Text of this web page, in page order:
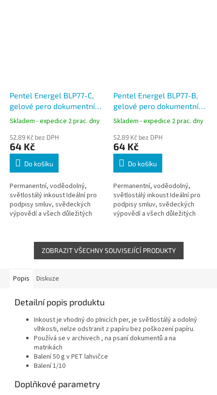
Pentel Energel BLP77-C,
gelové pero dokumentní
modré, hrot 0,7mm
Skladem - expedice 2 prac. dny
52,89 Kč bez DPH
64 Kč
Do košíku
Permanentní, voděodolný,
světlostálý inkoust Ideální pro
podpisy smluv, svědeckých
výpovědí a všech důležitých
archivní a...
Pentel Energel BLP77-B,
gelové pero dokumentní
červené, hrot 0,7mm
Skladem - expedice 2 prac. dny
52,89 Kč bez DPH
64 Kč
Do košíku
Permanentní, voděodolný,
světlostálý inkoust Ideální pro
podpisy smluv, svědeckých
výpovědí a všech důležitých
archivní a...
ZOBRAZIT VŠECHNY SOUVISEJÍCÍ PRODUKTY
Popis Diskuze
Detailní popis produktu
Inkoust je vhodný do plnicích per, je světlostálý a odolný
vlhkosti, nelze odstranit z papíru bez poškození papíru.
Používá se v archivech , na psaní dokumentů a na
matrikách
Balení 50 g v PET lahvičce
Balení 1/10
Doplňkové parametry